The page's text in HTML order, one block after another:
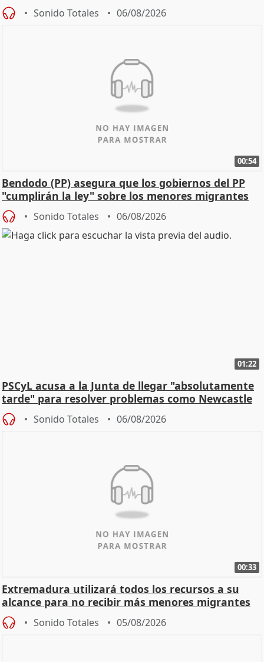
Sonido Totales 06/08/2026
00:54
Bendodo (PP) asegura que los gobiernos del PP
"cumplirán la ley" sobre los menores migrantes
Sonido Totales 06/08/2026
01:22
PSCyL acusa a la Junta de llegar "absolutamente
tarde" para resolver problemas como Newcastle
Sonido Totales 06/08/2026
00:33
Extremadura utilizará todos los recursos a su
alcance para no recibir más menores migrantes
Sonido Totales 05/08/2026